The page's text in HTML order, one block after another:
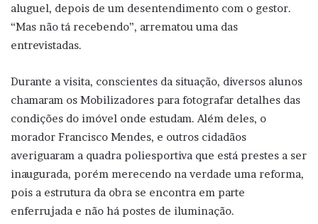
aluguel, depois de um desentendimento com o gestor.
“Mas não tá recebendo”, arrematou uma das
entrevistadas.
Durante a visita, conscientes da situação, diversos alunos
chamaram os Mobilizadores para fotografar detalhes das
condições do imóvel onde estudam. Além deles, o
morador Francisco Mendes, e outros cidadãos
averiguaram a quadra poliesportiva que está prestes a ser
inaugurada, porém merecendo na verdade uma reforma,
pois a estrutura da obra se encontra em parte
enferrujada e não há postes de iluminação.